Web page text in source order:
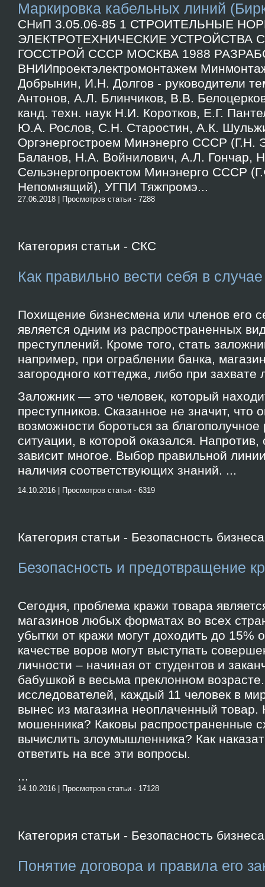
Маркировка кабельных линий
СНиП 3.05.06-85 1 СТРОИТЕЛЬНЫЕ
ЭЛЕКТРОТЕХНИЧЕСКИЕ УСТРОЙСТВА
ГОССТРОЙ СССР МОСКВА 1988
ВНИИпроектэлектромонтажем
Добрынин, И.Н. Долгов - руководители
Антонов, А.Л. Блинчиков, В.В.
канд. техн. наук Н.И. Коротков, Е.Г.
Ю.А. Рослов, С.Н. Старостин, А.К.
Оргэнергостроем Минэнерго СССР (Г.Н.
Баланов, Н.А. Войнилович, А.Л. Гончар,
Сельэнергопроектом Минэнерго СССР
Непомнящий), УГПИ Тяжпромэ...
27.06.2018 | Просмотров статьи - 7288
Категория статьи - СКС
Как правильно вести себя в
Похищение бизнесмена или членов его
является одним из распространенных
преступлений. Кроме того, стать
например, при ограблении банка,
загородного коттеджа, либо при
Заложник — это человек, который
преступников. Сказанное не значит,
возможности бороться за
ситуации, в которой оказался. Напротив,
зависит многое. Выбор правильной
наличия соответствующих знаний. ...
14.10.2016 | Просмотров статьи - 6319
Категория статьи - Безопасность бизнеса
Безопасность и предотвращение
Сегодня, проблема кражи товара
магазинов любых форматах во всех
убытки от кражи могут доходить до
качестве воров могут выступать
личности – начиная от студентов и
бабушкой в весьма преклонном
исследователей, каждый 11 человек в
вынес из магазина неоплаченный товар.
мошенника? Каковы распространенные
вычислить злоумышленника? Как
ответить на все эти вопросы.
...
14.10.2016 | Просмотров статьи - 17128
Категория статьи - Безопасность бизнеса
Понятие договора и правила его